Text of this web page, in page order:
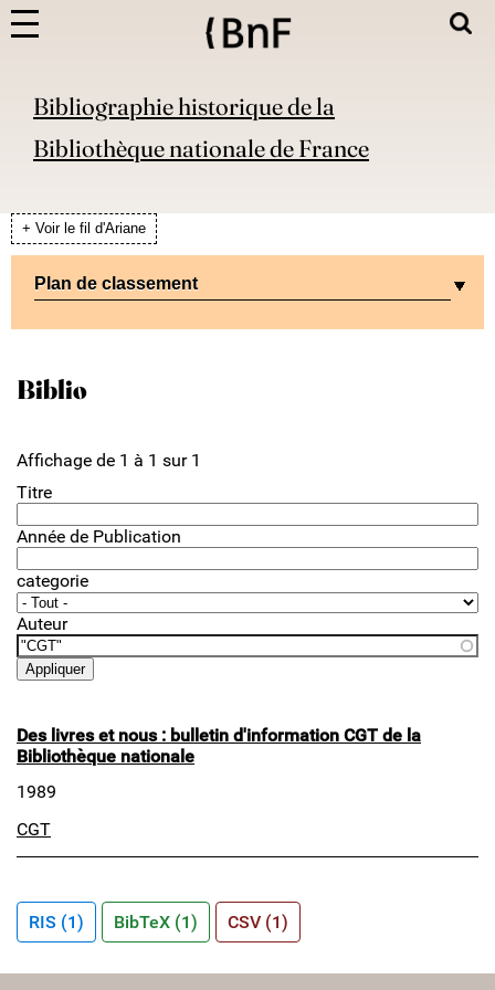
Bibliographie historique de la
Bibliothèque nationale de France
+ Voir le fil d'Ariane
Plan de classement
Biblio
Affichage de 1 à 1 sur 1
Titre
Année de Publication
categorie
Auteur
Des livres et nous : bulletin d'information CGT de la
Bibliothèque nationale
1989
CGT
RIS (1) BibTeX (1) CSV (1)